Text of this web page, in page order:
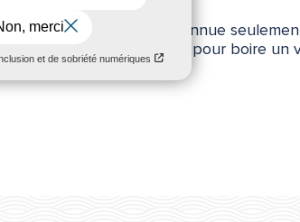
Une adresse connue
vous sur le parvis pour boire